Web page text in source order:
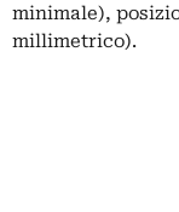
minimale),
millimetrico).